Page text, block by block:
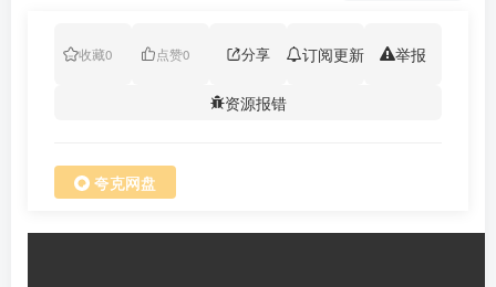
收藏0 点赞0 分享 订阅更新 举报
资源报错
夸克网盘